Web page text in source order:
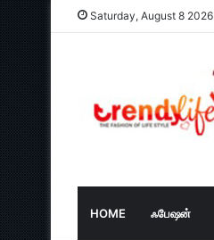
Saturday, August 8 2026
HOME ஃபேஷன்